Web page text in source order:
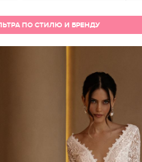
ПО СТИЛЮ И БРЕНДУ